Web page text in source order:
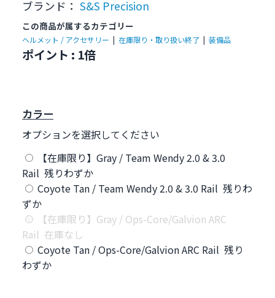
ブランド： S&S Precision
この商品が属するカテゴリー
ヘルメット / アクセサリー | 在庫限り・取り扱い終了 | 装備品
ポイント : 1倍
カラー
オプションを選択してください
【在庫限り】Gray / Team Wendy 2.0 & 3.0
Rail 残りわずか
Coyote Tan / Team Wendy 2.0 & 3.0 Rail 残りわ
ずか
【在庫限り】Gray / Ops-Core/Galvion ARC
Rail 在庫なし
Coyote Tan / Ops-Core/Galvion ARC Rail 残り
わずか